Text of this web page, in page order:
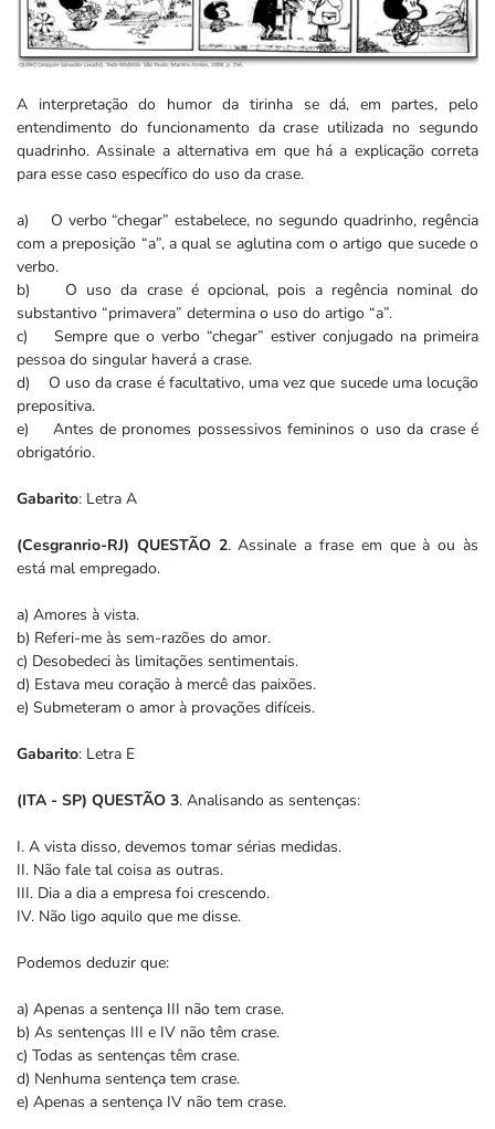
A interpretação do humor da tirinha se dá, em partes, pelo
entendimento do funcionamento da crase utilizada no segundo
quadrinho. Assinale a alternativa em que há a explicação correta
para esse caso específico do uso da crase.
a) O verbo “chegar” estabelece, no segundo quadrinho, regência
com a preposição “a”, a qual se aglutina com o artigo que sucede o
verbo.
b) O uso da crase é opcional, pois a regência nominal do
substantivo “primavera” determina o uso do artigo “a”.
c) Sempre que o verbo “chegar” estiver conjugado na primeira
pessoa do singular haverá a crase.
d) O uso da crase é facultativo, uma vez que sucede uma locução
prepositiva.
e) Antes de pronomes possessivos femininos o uso da crase é
obrigatório.
Gabarito: Letra A
(Cesgranrio-RJ) QUESTÃO 2. Assinale a frase em que à ou às
está mal empregado.
a) Amores à vista.
b) Referi-me às sem-razões do amor.
c) Desobedeci às limitações sentimentais.
d) Estava meu coração à mercê das paixões.
e) Submeteram o amor à provações difíceis.
Gabarito: Letra E
(ITA - SP) QUESTÃO 3. Analisando as sentenças:
I. A vista disso, devemos tomar sérias medidas.
II. Não fale tal coisa as outras.
III. Dia a dia a empresa foi crescendo.
IV. Não ligo aquilo que me disse.
Podemos deduzir que:
a) Apenas a sentença III não tem crase.
b) As sentenças III e IV não têm crase.
c) Todas as sentenças têm crase.
d) Nenhuma sentença tem crase.
e) Apenas a sentença IV não tem crase.